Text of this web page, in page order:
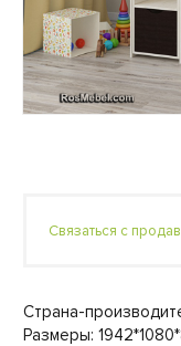
Связаться с
Страна-
Размеры: